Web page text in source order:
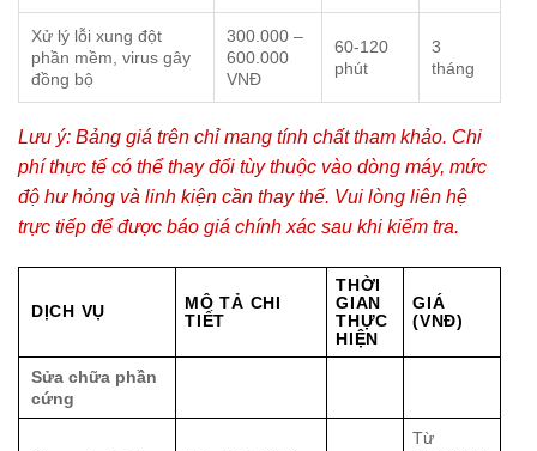
Xử lý lỗi xung đột
phần mềm, virus gây
đồng bộ
300.000 –
600.000
VNĐ
60-120
phút
3
tháng
Lưu ý: Bảng giá trên chỉ mang tính chất tham khảo. Chi
phí thực tế có thể thay đổi tùy thuộc vào dòng máy, mức
độ hư hỏng và linh kiện cần thay thế. Vui lòng liên hệ
trực tiếp để được báo giá chính xác sau khi kiểm tra.
DỊCH VỤ
MÔ TẢ CHI
TIẾT
THỜI
GIAN
THỰC
HIỆN
GIÁ
(VNĐ)
Sửa chữa phần
cứng
Từ